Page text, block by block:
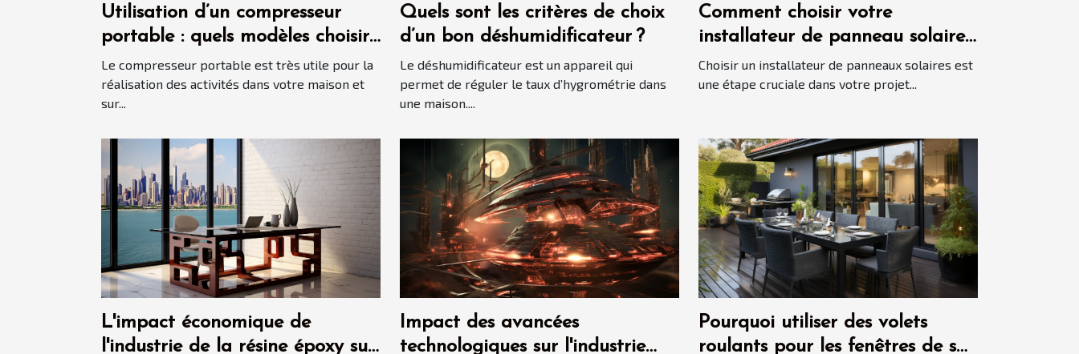
Utilisation d’un compresseur
portable : quels modèles choisir
en 2021 ?
Le compresseur portable est très utile pour la
réalisation des activités dans votre maison et
sur...
Quels sont les critères de choix
d’un bon déshumidificateur ?
Le déshumidificateur est un appareil qui
permet de réguler le taux d’hygrométrie dans
une maison....
Comment choisir votre
installateur de panneau solaire
?
Choisir un installateur de panneaux solaires est
une étape cruciale dans votre projet...
L'impact économique de
l'industrie de la résine époxy sur
Impact des avancées
technologiques sur l'industrie
Pourquoi utiliser des volets
roulants pour les fenêtres de sa